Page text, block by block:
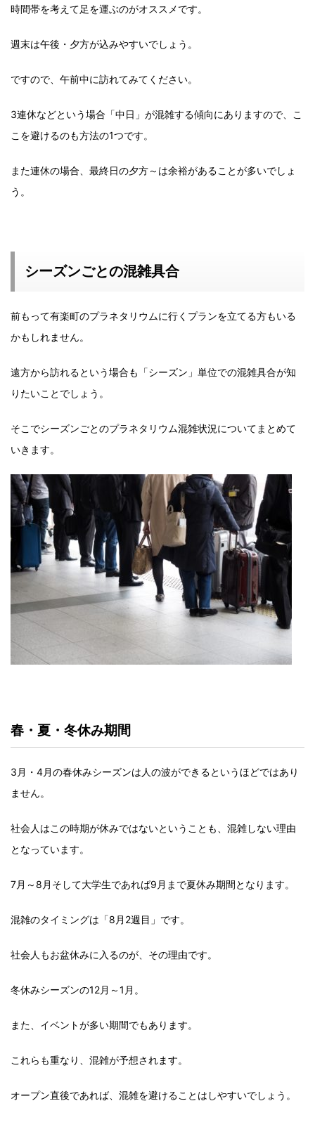
時間帯を考えて足を運ぶのがオススメです。
週末は午後・夕方が込みやすいでしょう。
ですので、午前中に訪れてみてください。
3連休などという場合「中日」が混雑する傾向にありますので、こ
こを避けるのも方法の1つです。
また連休の場合、最終日の夕方～は余裕があることが多いでしょ
う。
シーズンごとの混雑具合
前もって有楽町のプラネタリウムに行くプランを立てる方もいる
かもしれません。
遠方から訪れるという場合も「シーズン」単位での混雑具合が知
りたいことでしょう。
そこでシーズンごとのプラネタリウム混雑状況についてまとめて
いきます。
春・夏・冬休み期間
3月・4月の春休みシーズンは人の波ができるというほどではあり
ません。
社会人はこの時期が休みではないということも、混雑しない理由
となっています。
7月～8月そして大学生であれば9月まで夏休み期間となります。
混雑のタイミングは「8月2週目」です。
社会人もお盆休みに入るのが、その理由です。
冬休みシーズンの12月～1月。
また、イベントが多い期間でもあります。
これらも重なり、混雑が予想されます。
オープン直後であれば、混雑を避けることはしやすいでしょう。